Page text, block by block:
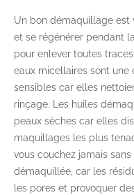
Un bon démaquillage est
et se régénérer pendant
pour enlever toutes
eaux micellaires sont
sensibles car elles
rinçage. Les huiles
peaux sèches car elles
maquillages les plus
vous couchez jamais
démaquillée, car les
les pores et provoquer